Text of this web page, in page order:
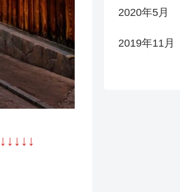
↓↓↓↓↓
2020年5月
2019年11月